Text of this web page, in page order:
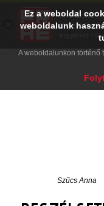
Szűcs Anna
Ez a weboldal
weboldalunk
A weboldalunkon történő
PRAE.HU
Digital
Ingyenes -